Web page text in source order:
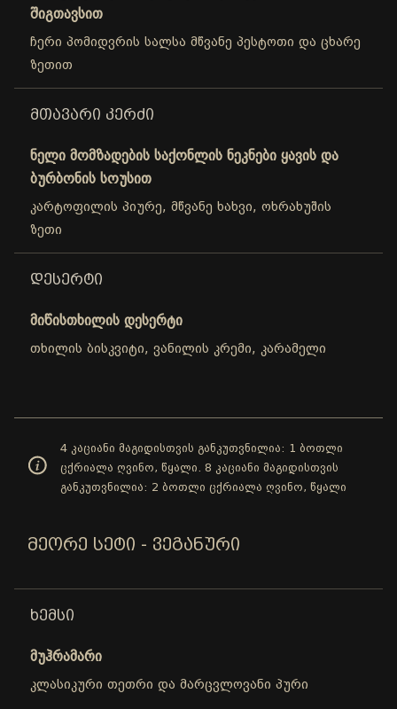
შიგთავსით
ჩერი პომიდვრის სალსა მწვანე პესტოთი და ცხარე
ზეთით
ᲛᲗᲐᲕᲐᲠᲘ ᲙᲔᲠᲫᲘ
ნელი მომზადების საქონლის ნეკნები ყავის და
ბურბონის სოუსით
კარტოფილის პიურე, მწვანე ხახვი, ოხრახუშის
ზეთი
ᲓᲔᲡᲔᲠᲢᲘ
მიწისთხილის დესერტი
თხილის ბისკვიტი, ვანილის კრემი, კარამელი
4 კაციანი მაგიდისთვის განკუთვნილია: 1 ბოთლი
ცქრიალა ღვინო, წყალი. 8 კაციანი მაგიდისთვის
განკუთვნილია: 2 ბოთლი ცქრიალა ღვინო, წყალი
ᲛᲔᲝᲠᲔ ᲡᲔᲢᲘ - ᲕᲔᲒᲐᲜᲣᲠᲘ
ᲮᲔᲛᲡᲘ
მუჰრამარი
კლასიკური თეთრი და მარცვლოვანი პური